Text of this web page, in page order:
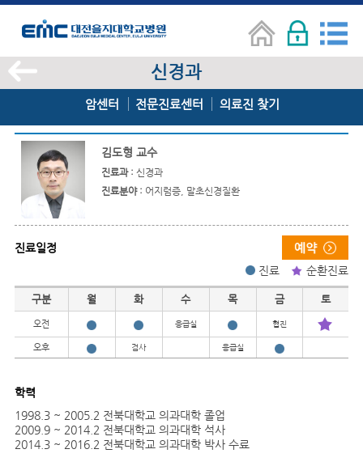
신경과
암센터 전문진료센터 의료진 찾기
김도형 교수
진료과 : 신경과
진료분야 : 어지럼증, 말초신경질환
진료일정
진료
순환진료
진료일정
구분 월 화 수 목 금 토
오전 응급실 협진
오후 검사 응급실
학력
1998.3 ~ 2005.2 전북대학교 의과대학 졸업
2009.9 ~ 2014.2 전북대학교 의과대학 석사
2014.3 ~ 2016.2 전북대학교 의과대학 박사 수료